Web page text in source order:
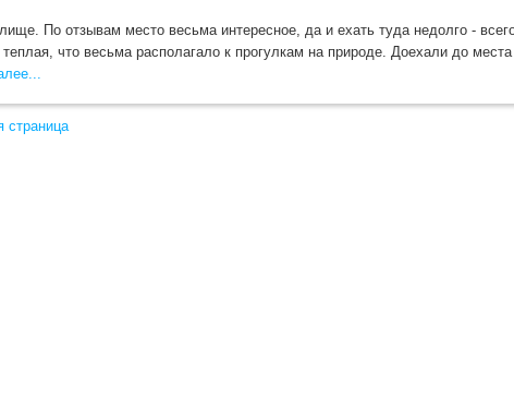
По отзывам место весьма интересное, да и ехать туда недолго -
что весьма располагало к прогулкам на природе. Доехали до места
страница